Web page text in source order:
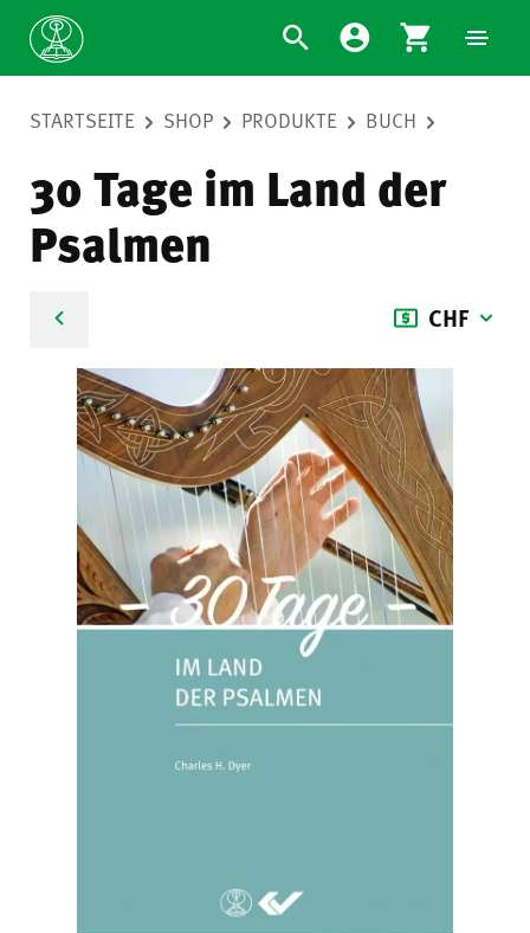
STARTSEITE SHOP PRODUKTE BUCH
30 Tage im Land der
Psalmen
CHF